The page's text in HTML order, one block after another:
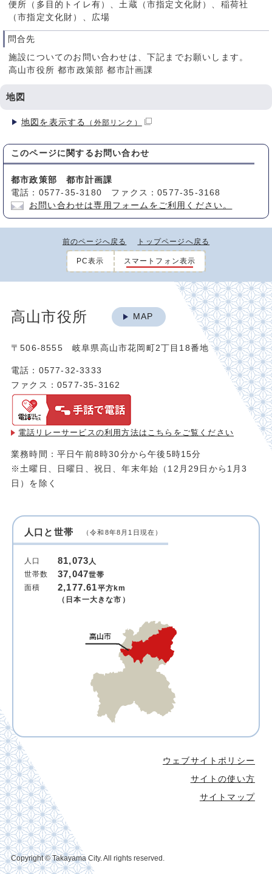
便所（多目的トイレ有）、土蔵（市指定文化財）、稲荷社
（市指定文化財）、広場
問合先
施設についてのお問い合わせは、下記までお願いします。
高山市役所 都市政策部 都市計画課
地図
地図を表示する （外部リンク）
このページに関する お問い合わせ
都市政策部 都市計画課
電話：0577-35-3180 ファクス：0577-35-3168
お問い合わせは専用フォームをご利用ください。
前のページへ戻る トップページへ戻る
PC表示 スマートフォン表示
高山市役所 MAP
〒506-8555 岐阜県高山市花岡町2丁目18番地
電話：0577-32-3333
ファクス：0577-35-3162
電話リレーサービスの利用方法は こちらをご覧ください
業務時間：平日午前8時30分から午後5時15分
※土曜日、日曜日、祝日、年末年始（12月29日から1月3
日）を除く
人口と世帯 （令和8年8月1日現在）
人口 81,073人
世帯数
37,047世帯
面積
2,177.61平方km
（日本一大きな市）
ウェブサイトポリシー
サイトの使い方
サイトマップ
Copyright © Takayama City. All rights reserved.